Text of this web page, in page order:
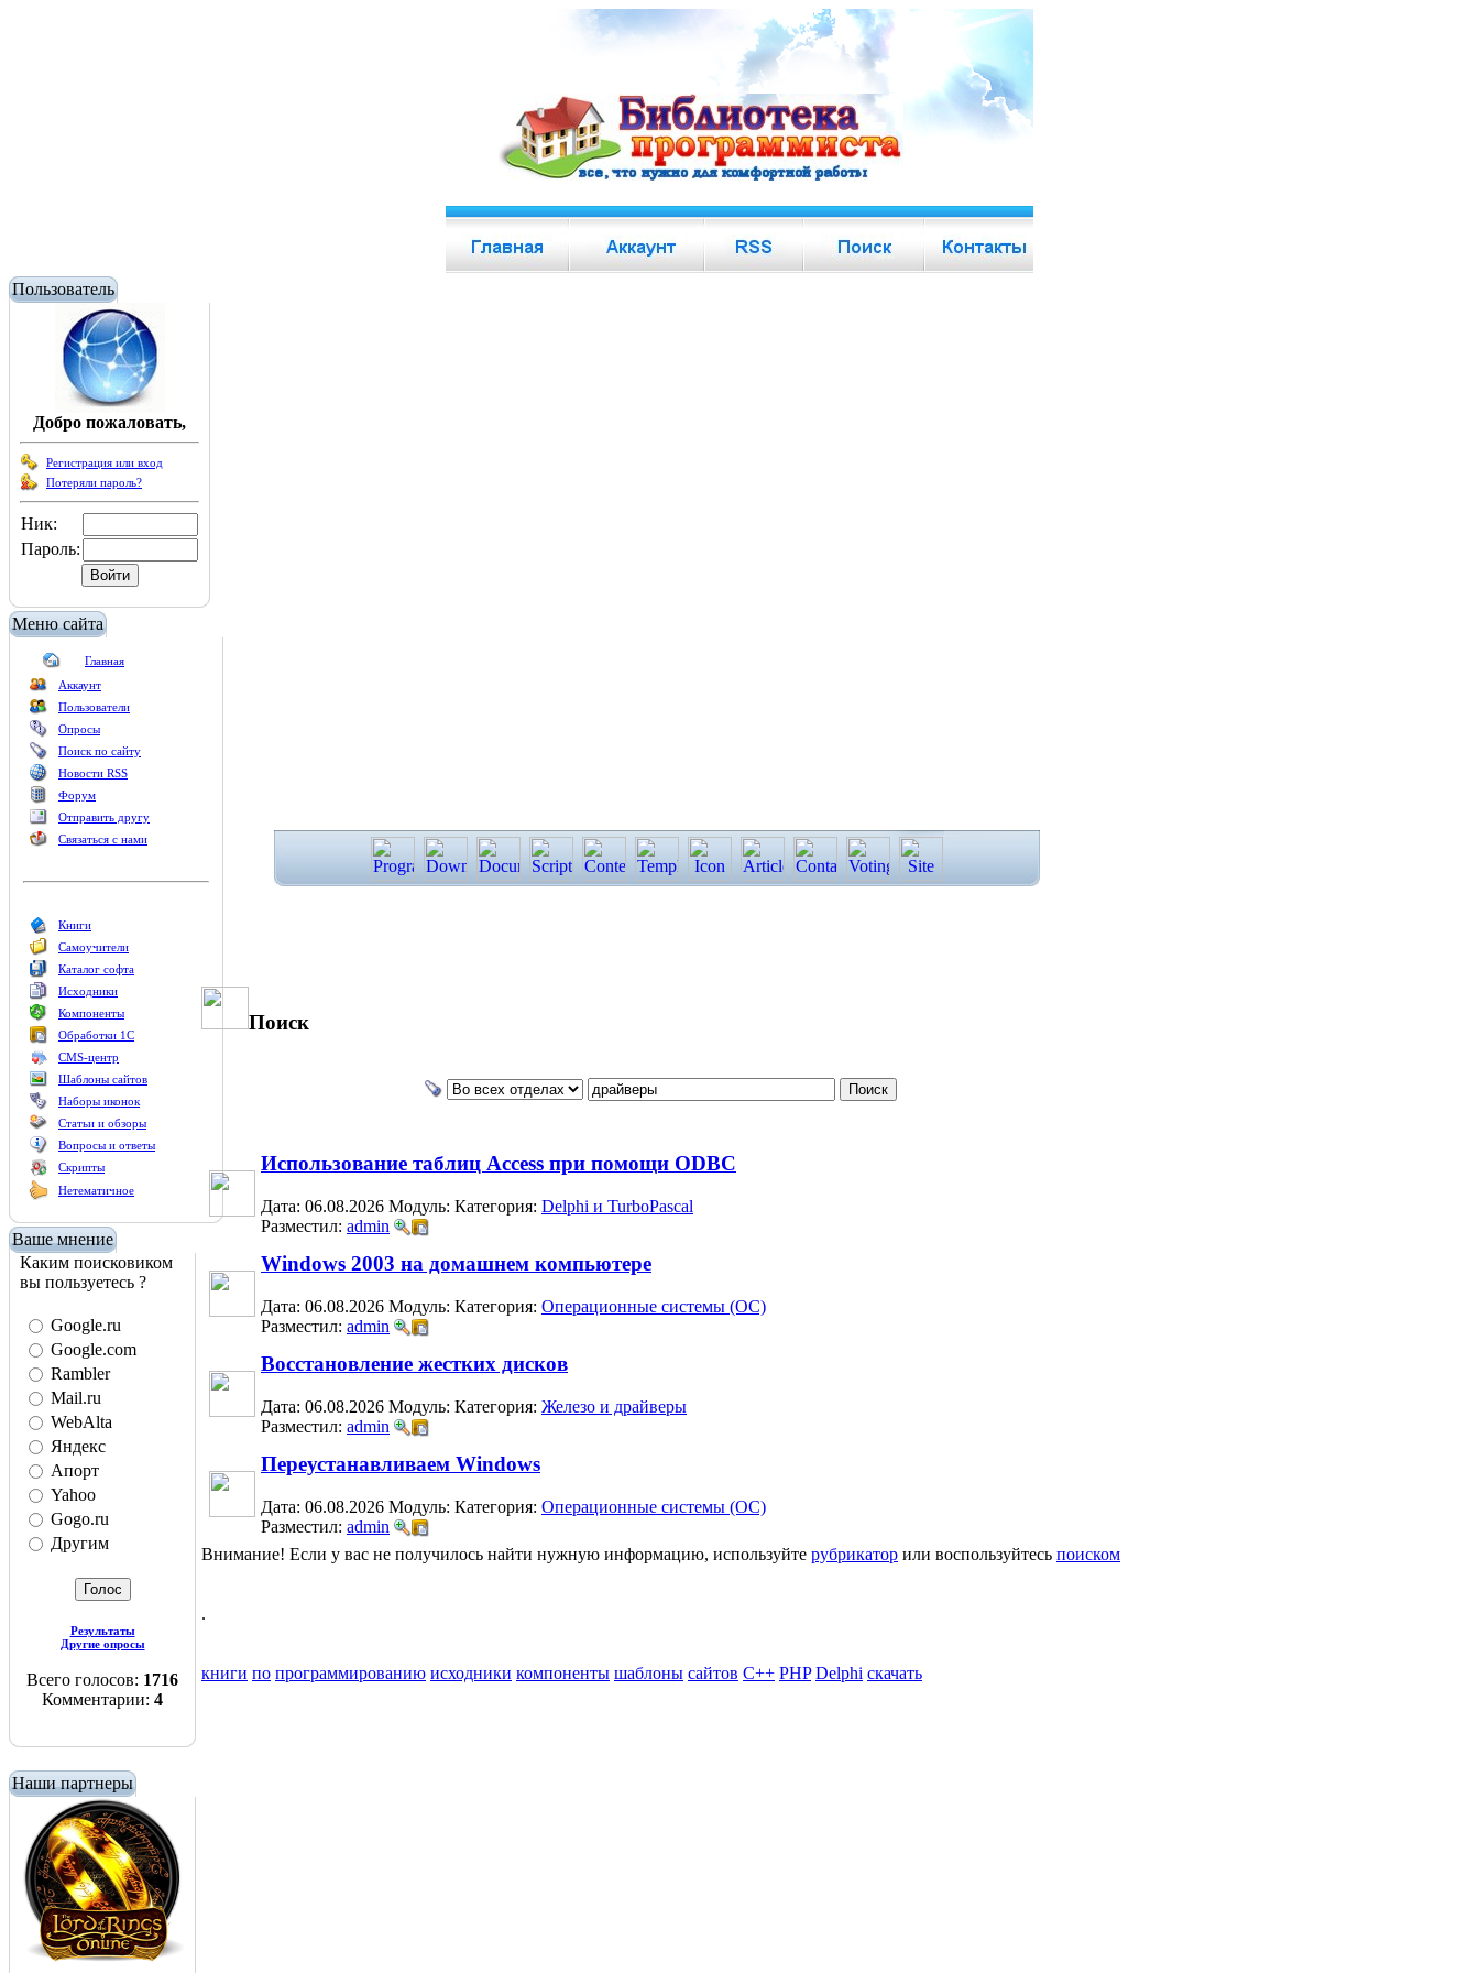
Пользователь
Добро пожаловать,
Регистрация или вход
Потеряли пароль?
Ник:
Пароль:
Меню сайта
Главная
Аккаунт
Пользователи
Опросы
Поиск по сайту
Новости RSS
Форум
Отправить другу
Связаться с нами
Книги
Самоучители
Каталог софта
Исходники
Компоненты
Обработки 1С
CMS-центр
Шаблоны сайтов
Наборы иконок
Статьи и обзоры
Вопросы и ответы
Скрипты
Нетематичное
Ваше мнение
Каким поисковиком
вы пользуетесь ?
Google.ru
Google.com
Rambler
Mail.ru
WebAlta
Яндекс
Апорт
Yahoo
Gogo.ru
Другим
Результаты
Другие опросы
Всего голосов: 1716
Комментарии: 4
Наши партнеры
Поиск
Использование таблиц Access при помощи ODBC
Дата: 06.08.2026 Модуль: Категория: Delphi и TurboPascal
Разместил: admin
Windows 2003 на домашнем компьютере
Дата: 06.08.2026 Модуль: Категория: Операционные системы (ОС)
Разместил: admin
Восстановление жестких дисков
Дата: 06.08.2026 Модуль: Категория: Железо и драйверы
Разместил: admin
Переустанавливаем Windows
Дата: 06.08.2026 Модуль: Категория: Операционные системы (ОС)
Разместил: admin
Внимание! Если у вас не получилось найти нужную информацию, используйте рубрикатор или воспользуйтесь поиском
.
книги по программированию исходники компоненты шаблоны сайтов C++ PHP Delphi скачать